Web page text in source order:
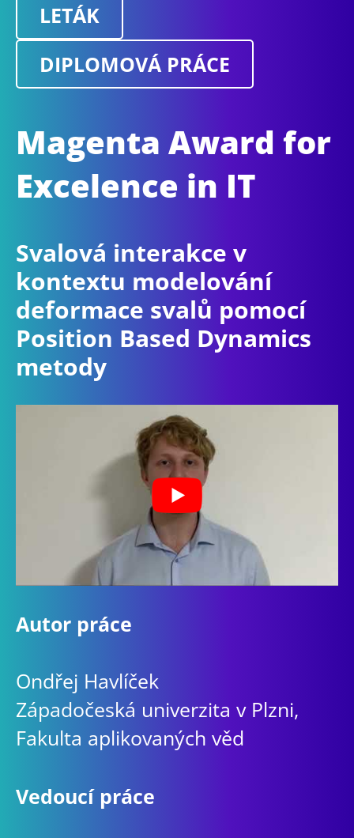
LETÁK
DIPLOMOVÁ PRÁCE
Magenta Award for
Excelence in IT
Svalová interakce v
kontextu modelování
deformace svalů pomocí
Position Based Dynamics
metody
Autor práce
Ondřej Havlíček
Západočeská univerzita v Plzni,
Fakulta aplikovaných věd
Vedoucí práce